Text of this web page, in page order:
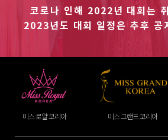
코로나 인해 2022년 대회는
2023년도 대회 일정은 추후 공
미스 로얄 코리아 미스 그랜드 코리아